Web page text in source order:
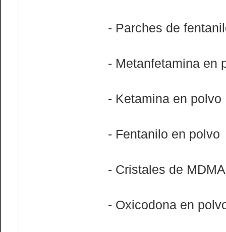
- Parches de
- Metanfetamina en
- Ketamina en polvo
- Fentanilo en polvo
- Cristales de MDMA
- Oxicodona en